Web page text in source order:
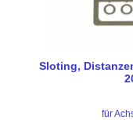
Sloting,
für